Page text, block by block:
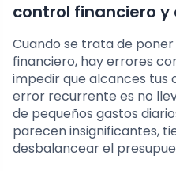
control financiero
Cuando se trata de
financiero, hay errores
impedir que alcances tus
error recurrente es no
de pequeños gastos
parecen insignificantes,
desbalancear el